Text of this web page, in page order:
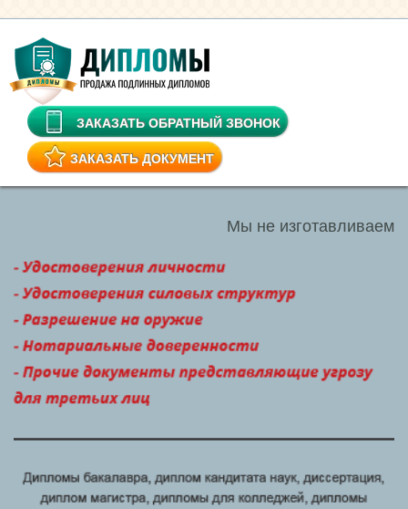
ЗАКАЗАТЬ ОБРАТНЫЙ ЗВОНОК
ЗАКАЗАТЬ ДОКУМЕНТ
Мы не изготавливаем